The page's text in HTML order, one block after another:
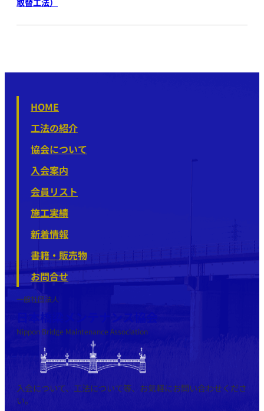
取替工法）
一般社団法人
日本橋梁メンテナンス協会
Nippon Bridge Maintenance Association
入会について、工法について等、お気軽にお問い合わせくださ
い。
HOME
工法の紹介
協会について
入会案内
会員リスト
施工実績
新着情報
書籍・販売物
お問合せ